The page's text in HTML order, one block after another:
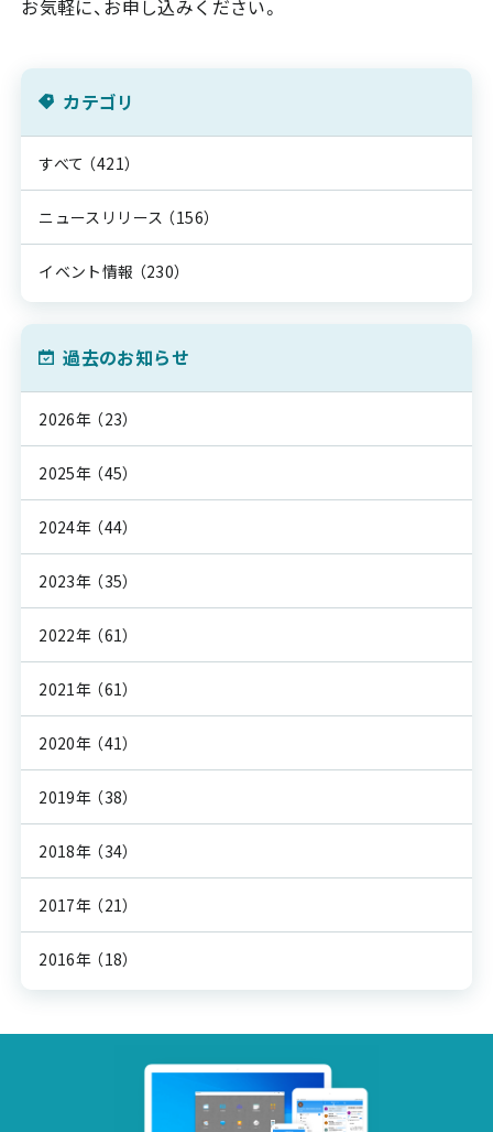
お気軽に、お申し込みください。
カテゴリ
すべて （421）
ニュースリリース （156）
イベント情報 （230）
過去のお知らせ
2026年 （23）
2025年 （45）
2024年 （44）
2023年 （35）
2022年 （61）
2021年 （61）
2020年 （41）
2019年 （38）
2018年 （34）
2017年 （21）
2016年 （18）